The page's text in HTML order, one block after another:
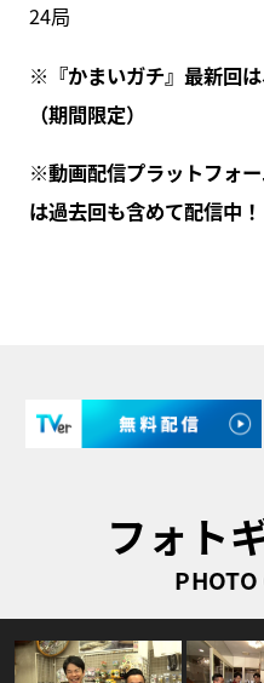
24局
※『かまいガチ』最新回は
（期間限定）
※動画配信プラットフォ
は過去回も含めて配信中！
フォト
PHOTO